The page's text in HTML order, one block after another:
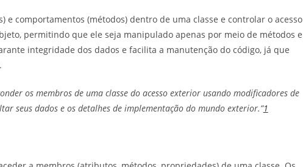
comportamentos (métodos) dentro de uma classe e controlar o acesso
permitindo que ele seja manipulado apenas por meio de métodos e
integridade dos dados e facilita a manutenção do código, já que
os membros de uma classe do acesso exterior usando modificadores de
seus dados e os detalhes de implementação do mundo exterior.”1